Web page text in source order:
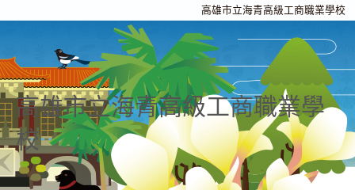
高雄市立海青高級工商職業學校
高雄市立海青高級工商職業學
校